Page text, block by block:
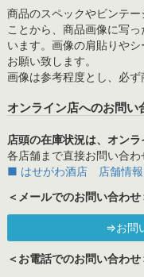
商品のスペックやビンテ
ことから、商品画像に写
います。画像の肩貼りや
お願い致します。
画像は参考程度とし、必ず
オンライン店へのお問い
店頭の在庫状況は、オン
各店舗まで直接お問い合わ
■ はせがわ酒店 店舗情報
＜メールでのお問い合わせ
⇒お問
＜お電話でのお問い合わせ